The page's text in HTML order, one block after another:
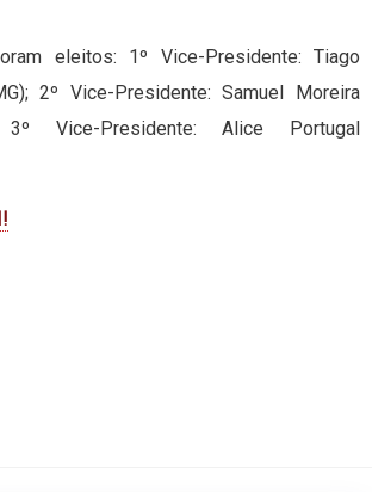
eleitos: 1º Vice-Presidente: Tiago
2º Vice-Presidente: Samuel Moreira
Vice-Presidente: Alice Portugal